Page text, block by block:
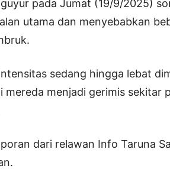
pada Jumat (19/9/2025)
utama dan menyebabkan
sedang hingga lebat
mereda menjadi gerimis sekitar
dari relawan Info Taruna